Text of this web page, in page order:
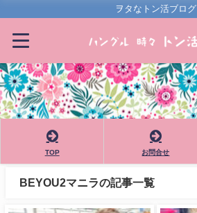
ヲタなトン活ブログ
TOP お問合せ
BEYOU2マニラの記事一覧